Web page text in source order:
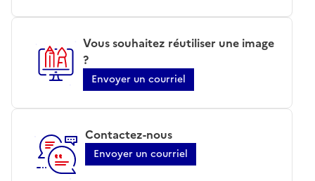
Vous souhaitez réutiliser une image
?
Envoyer un courriel
Contactez-nous
Envoyer un courriel